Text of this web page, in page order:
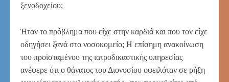
ξενοδοχείου;
Ήταν το πρόβλημα που είχε στην καρδιά και που τον είχε
οδηγήσει ξανά στο νοσοκομείο; Η επίσημη ανακοίνωση
του προϊσταμένου της ιατροδικαστικής υπηρεσίας
ανέφερε ότι ο θάνατος του Διονυσίου οφειλόταν σε ρήξη